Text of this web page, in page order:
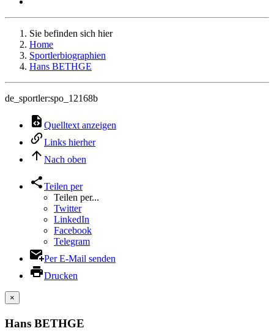
Sie befinden sich hier
Home
Sportlerbiographien
Hans BETHGE
de_sportler:spo_12168b
Quelltext anzeigen
Links hierher
Nach oben
Teilen per
Teilen per...
Twitter
LinkedIn
Facebook
Telegram
Per E-Mail senden
Drucken
×
Hans BETHGE